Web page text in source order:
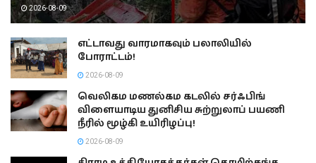
2026-08-09
எட்டாவது வாரமாகவும் பலாலியில்
போராட்டம்!
2026-08-09
வெலிகம மணல்கம கடலில் சர்ஃபிங்
விளையாடிய துனிசிய சுற்றுலாப் பயணி
நீரில் மூழ்கி உயிரிழப்பு!
2026-08-09